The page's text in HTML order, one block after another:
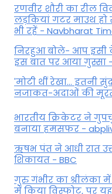
रणवीर शौरी का रील
लड़कियां गटर माउथ
भी रहें - Navbharat
निरहुआ बोले- आप इसी
इस बात पर आया गुस्सा
'मोटी थीं रेखा... इतनी
नजाकत-अदाओं की
भारतीय क्रिकेटर ने
बनाया हमसफर -
ऋषभ पंत ने आधी रात
शिकायत - BBC
गुरु गंभीर का श्रीलंका में
में किया व‍िस्फोट, पर